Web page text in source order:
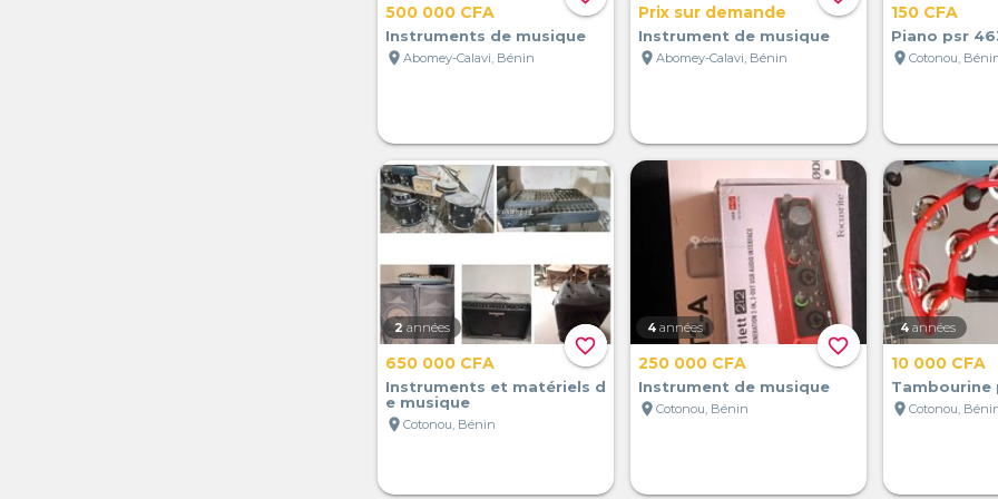
500 000 CFA
Instruments de musique
location_on Abomey-Calavi, Bénin
Prix sur demande
Instrument de musique
location_on Abomey-Calavi, Bénin
150 CFA
Piano psr
location_on Cotonou,
favorite_border
2 années
650 000 CFA
Instruments et matériels d
e musique
location_on Cotonou, Bénin
favorite_border
4 années
250 000 CFA
Instrument de musique
location_on Cotonou, Bénin
4 années
10 000 CFA
Tambourine
location_on Cotonou,